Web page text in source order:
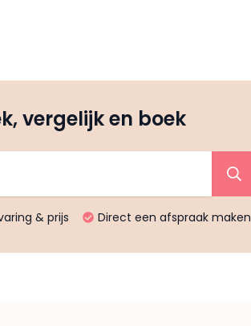
vergelijk en boek
& prijs Direct een afspraak maken